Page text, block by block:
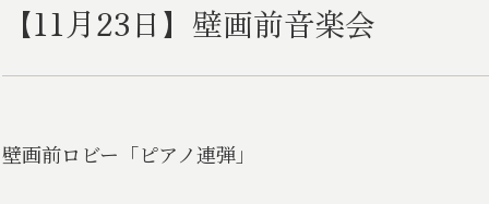
【11月23日】壁画前音楽会
壁画前ロビー「ピアノ連弾」